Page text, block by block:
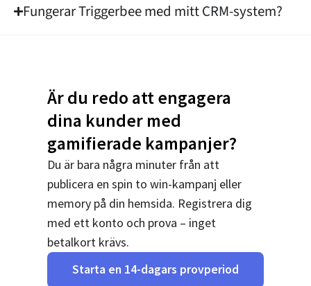
Fungerar Triggerbee med mitt CRM-system?
Är du redo att engagera
dina kunder med
gamifierade kampanjer?
Du är bara några minuter från att
publicera en spin to win-kampanj eller
memory på din hemsida. Registrera dig
med ett konto och prova – inget
betalkort krävs.
Starta en 14-dagars provperiod